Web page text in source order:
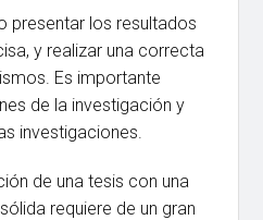
presentar los resultados
y realizar una correcta
Es importante
de la investigación y
investigaciones.
de una tesis con una
requiere de un gran